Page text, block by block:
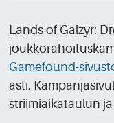
Lands of Galzyr:
Gamefound-
asti.
striimiaikataulun